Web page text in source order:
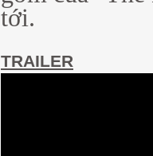
tới.
TRAILER